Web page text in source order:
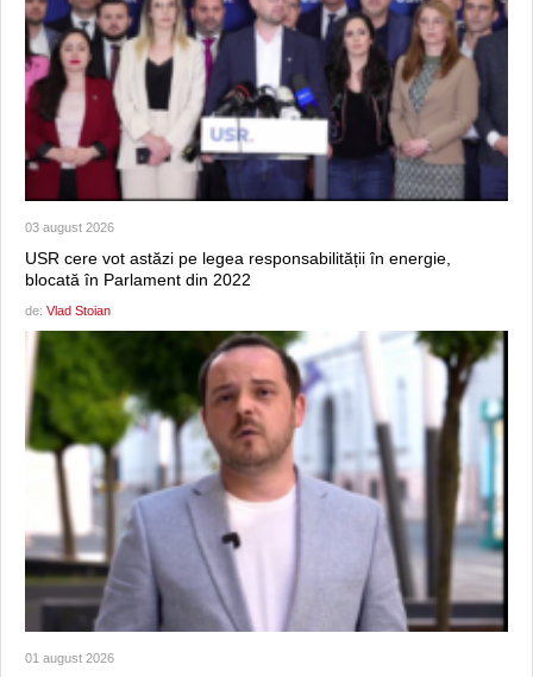
03 august 2026
USR cere vot astăzi pe legea responsabilității în energie,
blocată în Parlament din 2022
de: Vlad Stoian
01 august 2026